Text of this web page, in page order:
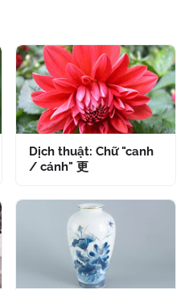
Dịch thuật: Chữ "canh
/ cánh" 更